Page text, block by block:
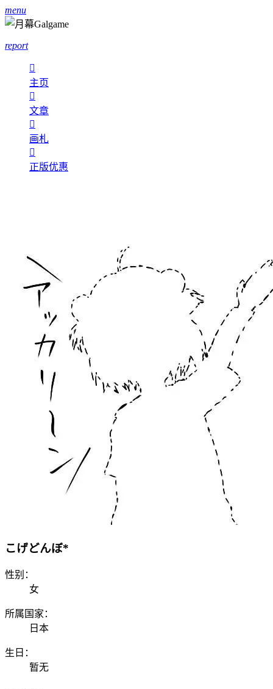
menu
report

主页

文章

画札

正版优惠
こげどんぼ*
性别：
女
所属国家：
日本
生日：
暂无